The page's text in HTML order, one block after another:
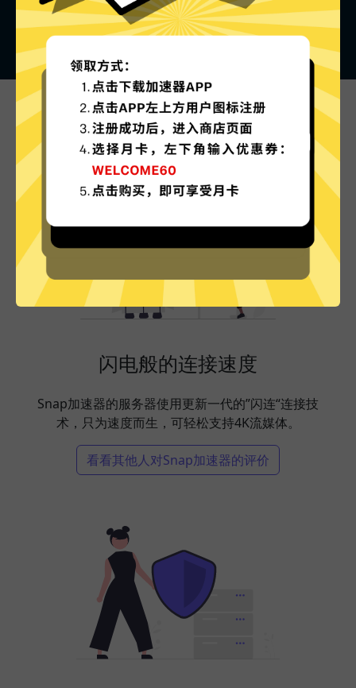
Snap加速器的特色
闪电般的连接速度
Snap加速器的服务器使用更新一代的”闪连“连接技
术，只为速度而生，可轻松支持4K流媒体。
看看其他人对Snap加速器的评价